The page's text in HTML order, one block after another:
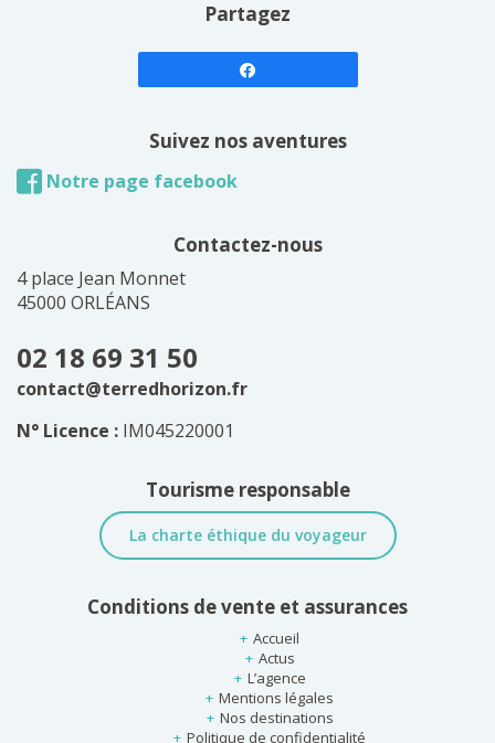
Partagez
Suivez nos aventures
Notre page facebook
Contactez-nous
4 place Jean Monnet
45000 ORLÉANS
02 18 69 31 50
contact@terredhorizon.fr
N° Licence : IM045220001
Tourisme responsable
La charte éthique du voyageur
Conditions de vente et assurances
Accueil
Actus
L’agence
Mentions légales
Nos destinations
Politique de confidentialité